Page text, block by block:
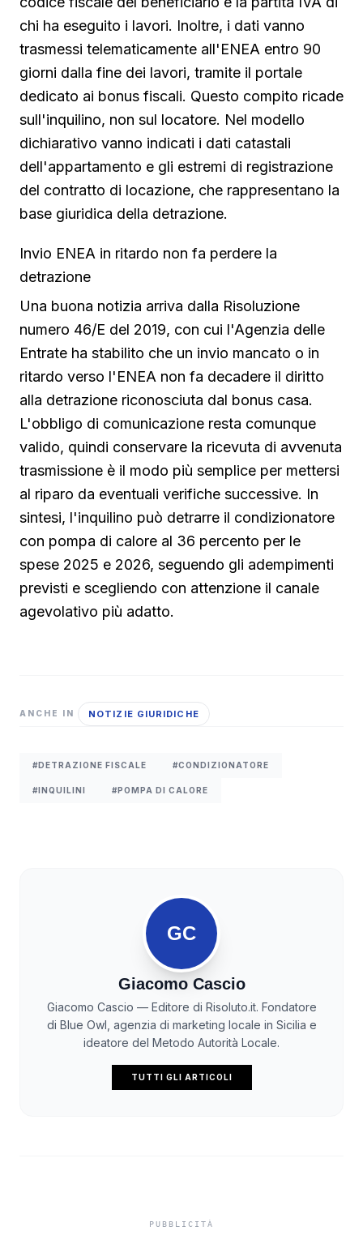
chi ha eseguito i lavori. Inoltre, i dati vanno
trasmessi telematicamente all'ENEA entro 90
giorni dalla fine dei lavori, tramite il portale
dedicato ai bonus fiscali. Questo compito ricade
sull'inquilino, non sul locatore. Nel modello
dichiarativo vanno indicati i dati catastali
dell'appartamento e gli estremi di registrazione
del contratto di locazione, che rappresentano la
base giuridica della detrazione.
Invio ENEA in ritardo non fa perdere la
detrazione
Una buona notizia arriva dalla Risoluzione
numero 46/E del 2019, con cui l'Agenzia delle
Entrate ha stabilito che un invio mancato o in
ritardo verso l'ENEA non fa decadere il diritto
alla detrazione riconosciuta dal bonus casa.
L'obbligo di comunicazione resta comunque
valido, quindi conservare la ricevuta di avvenuta
trasmissione è il modo più semplice per mettersi
al riparo da eventuali verifiche successive. In
sintesi, l'inquilino può detrarre il condizionatore
con pompa di calore al 36 percento per le
spese 2025 e 2026, seguendo gli adempimenti
previsti e scegliendo con attenzione il canale
agevolativo più adatto.
ANCHE IN NOTIZIE GIURIDICHE
#DETRAZIONE FISCALE #CONDIZIONATORE
#INQUILINI #POMPA DI CALORE
GC
Giacomo Cascio
Giacomo Cascio — Editore di Risoluto.it. Fondatore
di Blue Owl, agenzia di marketing locale in Sicilia e
ideatore del Metodo Autorità Locale.
TUTTI GLI ARTICOLI